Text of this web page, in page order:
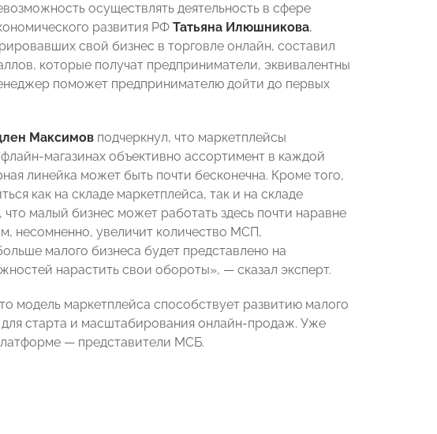
осуществлять деятельность в сфере
развития РФ Татьяна Илюшникова,
свой бизнес в торговле онлайн, составил
которые получат предприниматели, эквивалентны
поможет предпринимателю дойти до первых
Максимов подчеркнул, что маркетплейсы
магазинах объективно ассортимент в каждой
линейка может быть почти бесконечна. Кроме того,
как на складе маркетплейса, так и на складе
малый бизнес может работать здесь почти наравне
несомненно, увеличит количество МСП,
малого бизнеса будет представлено на
нарастить свои обороты», — сказал эксперт.
модель маркетплейса способствует развитию малого
старта и масштабирования онлайн-продаж. Уже
— представители МСБ.